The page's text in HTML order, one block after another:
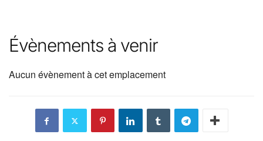
Évènements à venir
Aucun évènement à cet emplacement